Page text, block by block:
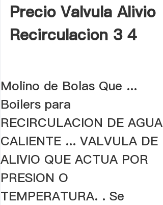
Precio Valvula Alivio
Recirculacion 3 4
Molino de Bolas Que ...
Boilers para
RECIRCULACION DE AGUA
CALIENTE ... VALVULA DE
ALIVIO QUE ACTUA POR
PRESION O
TEMPERATURA. . Se